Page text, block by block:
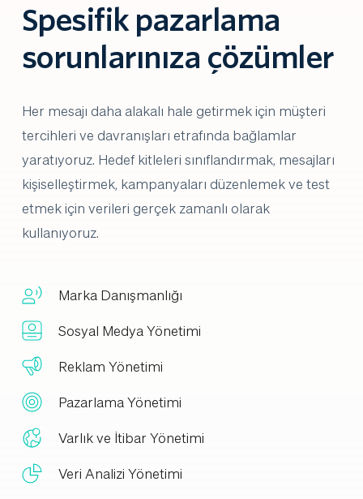
Spesifik pazarlama
sorunlarınıza çözümler
Her mesajı daha alakalı hale getirmek için müşteri
tercihleri ​​ve davranışları etrafında bağlamlar
yaratıyoruz. Hedef kitleleri sınıflandırmak, mesajları
kişiselleştirmek, kampanyaları düzenlemek ve test
etmek için verileri gerçek zamanlı olarak
kullanıyoruz.
Marka Danışmanlığı
Sosyal Medya Yönetimi
Reklam Yönetimi
Pazarlama Yönetimi
Varlık ve İtibar Yönetimi
Veri Analizi Yönetimi